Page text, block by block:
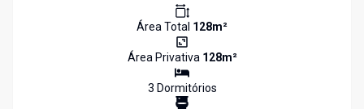
Área Total 128m²
Área Privativa 128m²
3 Dormitórios